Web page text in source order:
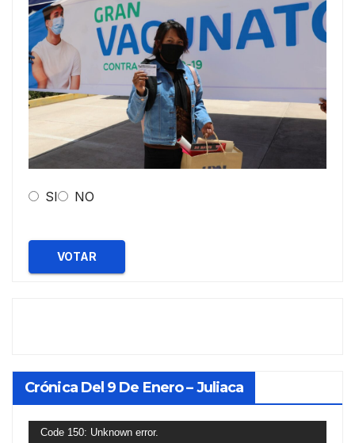
SI NO
VOTAR
Crónica Del 9 De Enero – Juliaca
Reproductor
Code 150: Unknown error.